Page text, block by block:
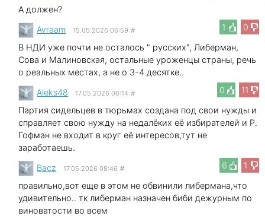
А должен?
1
0
Avraam 15.05.2026 06:59 #
В НДИ уже почти не осталось " русских", Либерман,
Сова и Малиновская, остальные уроженцы страны, речь
о реальных местах, а не о 3-4 десятке..
0
11
Aleks48 17.05.2026 06:14 #
Партия сидельцев в тюрьмах создана под свои нужды и
справляет свою нужду на недалёких её избирателей и Р.
Гофман не входит в круг её интересов,тут не
заработаешь.
6
1
Bacz 17.05.2026 08:46 #
правильно,вот еще в этом не обвинили либермана,что
удивительно.. тк либерман назначен биби дежурным по
виноватости во всем